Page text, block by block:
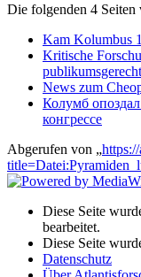
Die folgenden 4 Seiten
Kam Kolumbus
Kritische
News zum
Колумб
конгрессе
Abgerufen von „
Diese Seite
bearbeitet.
Diese Seite
Datenschutz